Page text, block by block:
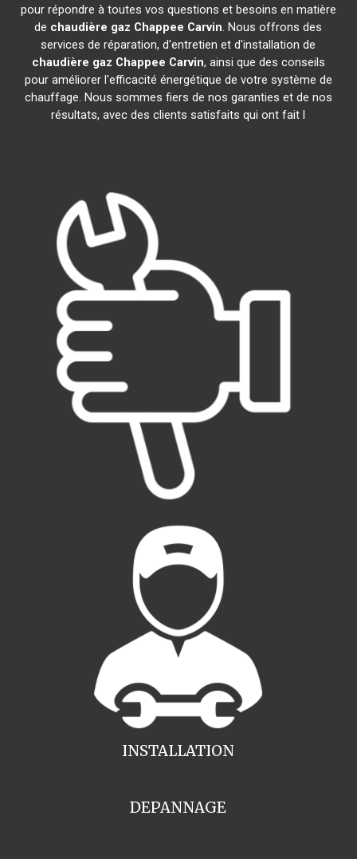
pour répondre à toutes vos questions et besoins en matière
de chaudière gaz Chappee Carvin. Nous offrons des
services de réparation, d'entretien et d'installation de
chaudière gaz Chappee Carvin, ainsi que des conseils
pour améliorer l'efficacité énergétique de votre système de
chauffage. Nous sommes fiers de nos garanties et de nos
résultats, avec des clients satisfaits qui ont fait l
INSTALLATION
DEPANNAGE